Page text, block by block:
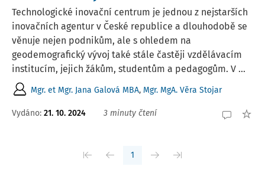
Technologické inovační centrum je jednou z nejstarších
inovačních agentur v České republice a dlouhodobě se
věnuje nejen podnikům, ale s ohledem na
geodemografický vývoj také stále častěji vzdělávacím
institucím, jejich žákům, studentům a pedagogům. V ...
Mgr. et Mgr. Jana Galová MBA, Mgr. MgA. Věra Stojar
Vydáno: 21. 10. 2024 3 minuty čtení
1